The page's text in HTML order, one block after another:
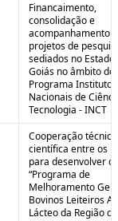
Financaimento,
consolidação e
acompanhamento
projetos de
sediados no Estado
Goiás no âmbito do
Programa Institutos
Nacionais de
Tecnologia - INCT
Cooperação
científica entre os
para desenvolver o
“Programa de
Melhoramento
Bovinos Leiteiros
Lácteo da Região